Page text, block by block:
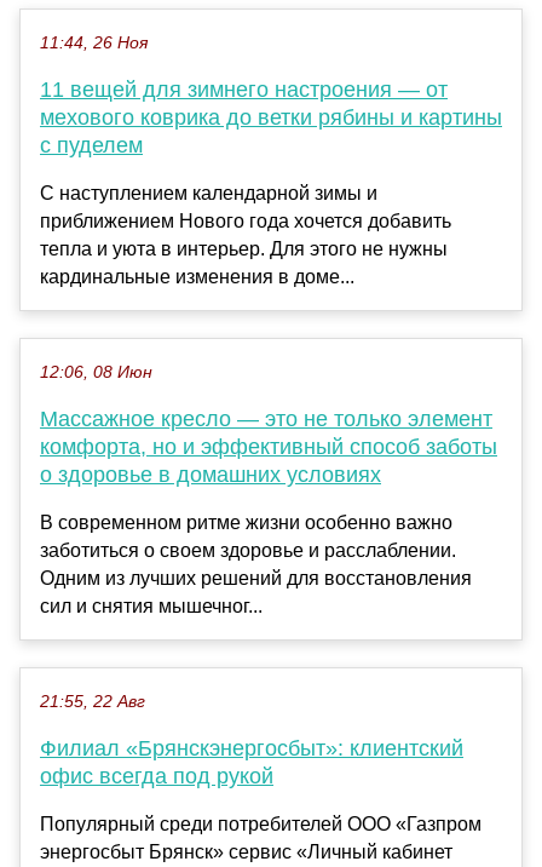
11:44, 26 Ноя
11 вещей для зимнего настроения — от
мехового коврика до ветки рябины и картины
с пуделем
С наступлением календарной зимы и
приближением Нового года хочется добавить
тепла и уюта в интерьер. Для этого не нужны
кардинальные изменения в доме...
12:06, 08 Июн
Массажное кресло — это не только элемент
комфорта, но и эффективный способ заботы
о здоровье в домашних условиях
В современном ритме жизни особенно важно
заботиться о своем здоровье и расслаблении.
Одним из лучших решений для восстановления
сил и снятия мышечног...
21:55, 22 Авг
Филиал «Брянскэнергосбыт»: клиентский
офис всегда под рукой
Популярный среди потребителей ООО «Газпром
энергосбыт Брянск» сервис «Личный кабинет